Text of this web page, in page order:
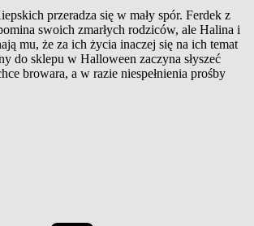
przeradza się w mały spór. Ferdek z
swoich zmarłych rodziców, ale Halina i
mu, że za ich życia inaczej się na ich temat
do sklepu w Halloween zaczyna słyszeć
browara, a w razie niespełnienia prośby